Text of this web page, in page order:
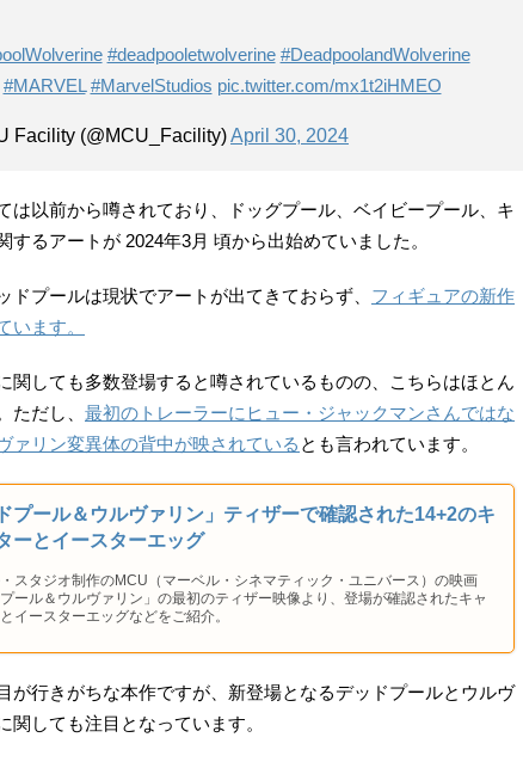
#deadpooletwolverine #DeadpoolandWolverine
#MARVEL #MarvelStudios pic.twitter.com/mx1t2iHMEO
Facility (@MCU_Facility) April 30, 2024
は以前から噂されており、ドッグプール、ベイビープール、キ
するアートが 2024年3月 頃から出始めていました。
ドプールは現状でアートが出てきておらず、 フィギュアの新作
います。
関しても多数登場すると噂されているものの、こちらはほとん
ただし、 最初のトレーラーにヒュー・ジャックマンさんではな
ァリン変異体の背中が映されている とも言われています。
プール＆ウルヴァリン」ティザーで確認された14+2のキ
ーとイースターエッグ
スタジオ制作のMCU（マーベル・シネマティック・ユニバース）の映画
プール＆ウルヴァリン」の最初のティザー映像より、登場が確認されたキャ
イースターエッグなどをご紹介。
が行きがちな本作ですが、新登場となるデッドプールとウルヴ
関しても注目となっています。